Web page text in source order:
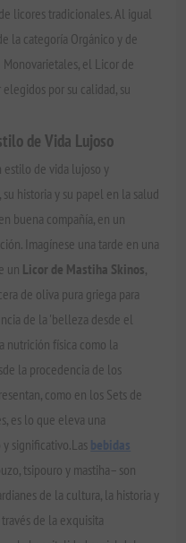
licores tradicionales. Al igual
la categoría Orgánico y de
el Licor de
por su calidad, su
de Vida Lujoso
estilo de vida lujoso y
historia y su papel en la salud
buena compañía, en un
Imagínese una tarde en una
un Licor de Mastiha Skinos,
de oliva pura griega para
de la 'belleza desde el
nutrición física como la
la procedencia de los
como en los Sets de
es lo que eleva una
significativo.Las bebidas
tsipouro y mastiha– son
de la cultura, la historia y
de la exquisita